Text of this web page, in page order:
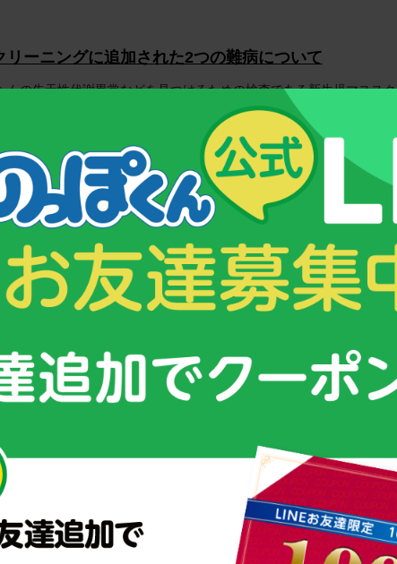
リーニングに追加された2つの難病について
んの先天性代謝異常などを見つけるための検査である新生児マススク
6 7 8 9 ... 21 28 ... 次の10件 »
最後 »
&コンテンツ
ウムグミ」
スクスク育つための３つのポイント！
子供が成長する仕組みとは？
ング
強さの秘密は【栄養管理】にあった！
！
小さなお子様の栄養補給におすすめ！
幼児期からの「こども食育グミ」
のっぽくんの成長サポートグッズについて